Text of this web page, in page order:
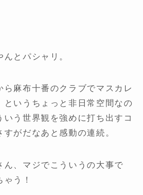
とパシャリ。
ら麻布十番のクラブでマスカレ
というちょっと非日常空間なの
いう世界観を強めに打ち出すコ
がだなあと感動の連続。
ん、マジでこういうの大事で
う！